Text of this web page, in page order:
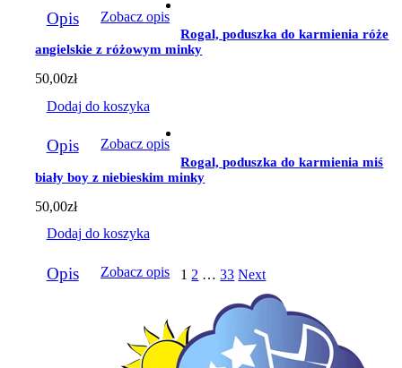
Opis Zobacz opis
Rogal, poduszka do karmienia róże
angielskie z różowym minky
50,00zł
Dodaj do koszyka
Opis Zobacz opis
Rogal, poduszka do karmienia miś
biały boy z niebieskim minky
50,00zł
Dodaj do koszyka
Opis Zobacz opis 1 2 … 33 Next